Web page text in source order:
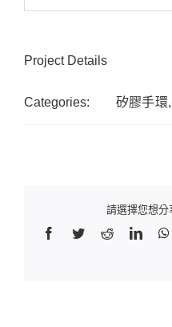
Project Details
Categories: 矽膠手環
請選擇您想分
Facebook
TwitterReddit